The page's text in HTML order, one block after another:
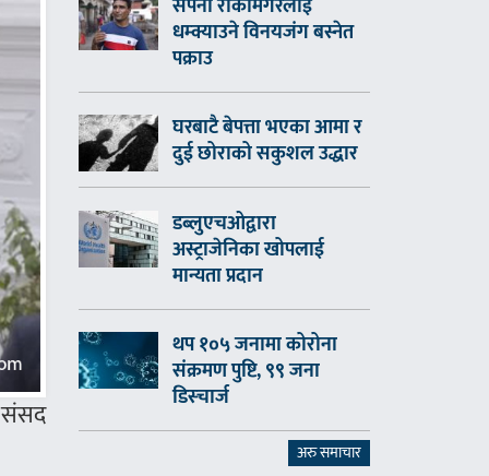
संसद
धम्क्याउने विनयजंग बस्नेत
पक्राउ
घरबाटै बेपत्ता भएका आमा र
दुई छोराको सकुशल उद्धार
डब्लुएचओद्वारा
अस्ट्राजेनिका खोपलाई
मान्यता प्रदान
थप १०५ जनामा कोरोना
संक्रमण पुष्टि, ९९ जना
डिस्चार्ज
अरु समाचार